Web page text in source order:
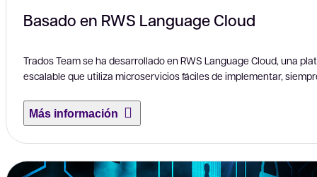
Basado en RWS Language Cloud
Trados Team se ha desarrollado en RWS Language Cloud, una
escalable que utiliza microservicios fáciles de implementar,
Más información